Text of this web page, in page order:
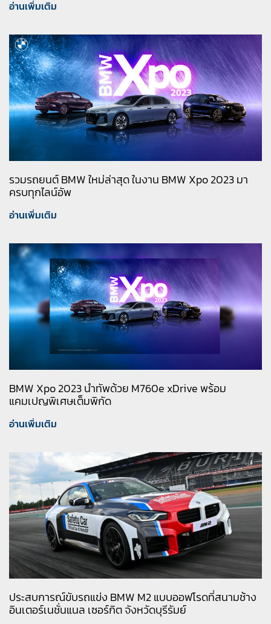
อ่านเพิ่มเติม
รวมรถยนต์ BMW ใหม่ล่าสุด ในงาน BMW Xpo 2023 มา
ครบทุกไลน์อัพ
อ่านเพิ่มเติม
BMW Xpo 2023 นำทัพด้วย M760e xDrive พร้อม
แคมเปญพิเศษเต็มพิกัด
อ่านเพิ่มเติม
ประสบการณ์ขับรถแข่ง BMW M2 แบบออฟโรดที่สนามช้าง
อินเตอร์เนชั่นแนล เซอร์กิต จังหวัดบุรีรัมย์